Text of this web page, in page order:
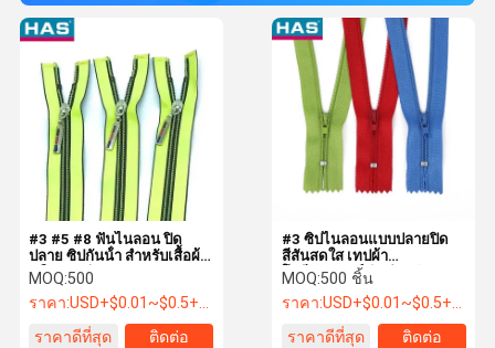
#3 ซิปไนลอนแบบปลายปิด
สีสันสดใส เทปผ้า
โพลีเอสเตอร์ ซิปสำหรับ
เสื้อผ้า
MOQ:500 ชิ้น
ราคา:USD+$0.01~$0.5+PC
ราคาดีที่สุด
ติดต่อ
#3 #5 #8 ฟันไนลอน ปิด
ปลาย ซิปกันน้ํา สําหรับเสื้อผ้า
หรือกระเป๋า
MOQ:500
ราคา:USD+$0.01~$0.5+PC
ราคาดีที่สุด
ติดต่อ